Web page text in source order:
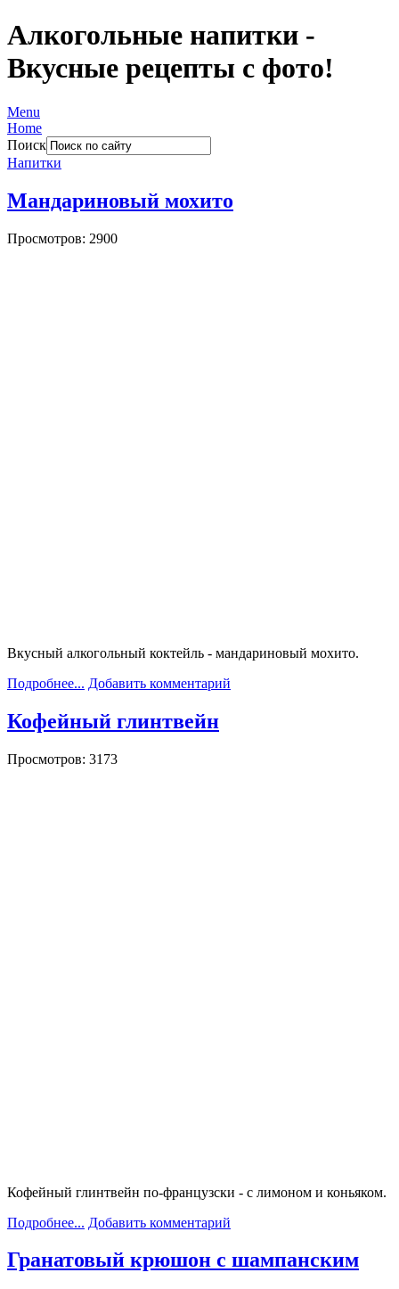
Алкогольные напитки -
Вкусные рецепты с фото!
Menu
Home
Поиск
Напитки
Мандариновый мохито
Просмотров: 2900
Вкусный алкогольный коктейль - мандариновый мохито.
Подробнее... Добавить комментарий
Кофейный глинтвейн
Просмотров: 3173
Кофейный глинтвейн по-французски - с лимоном и коньяком.
Подробнее... Добавить комментарий
Гранатовый крюшон с шампанским